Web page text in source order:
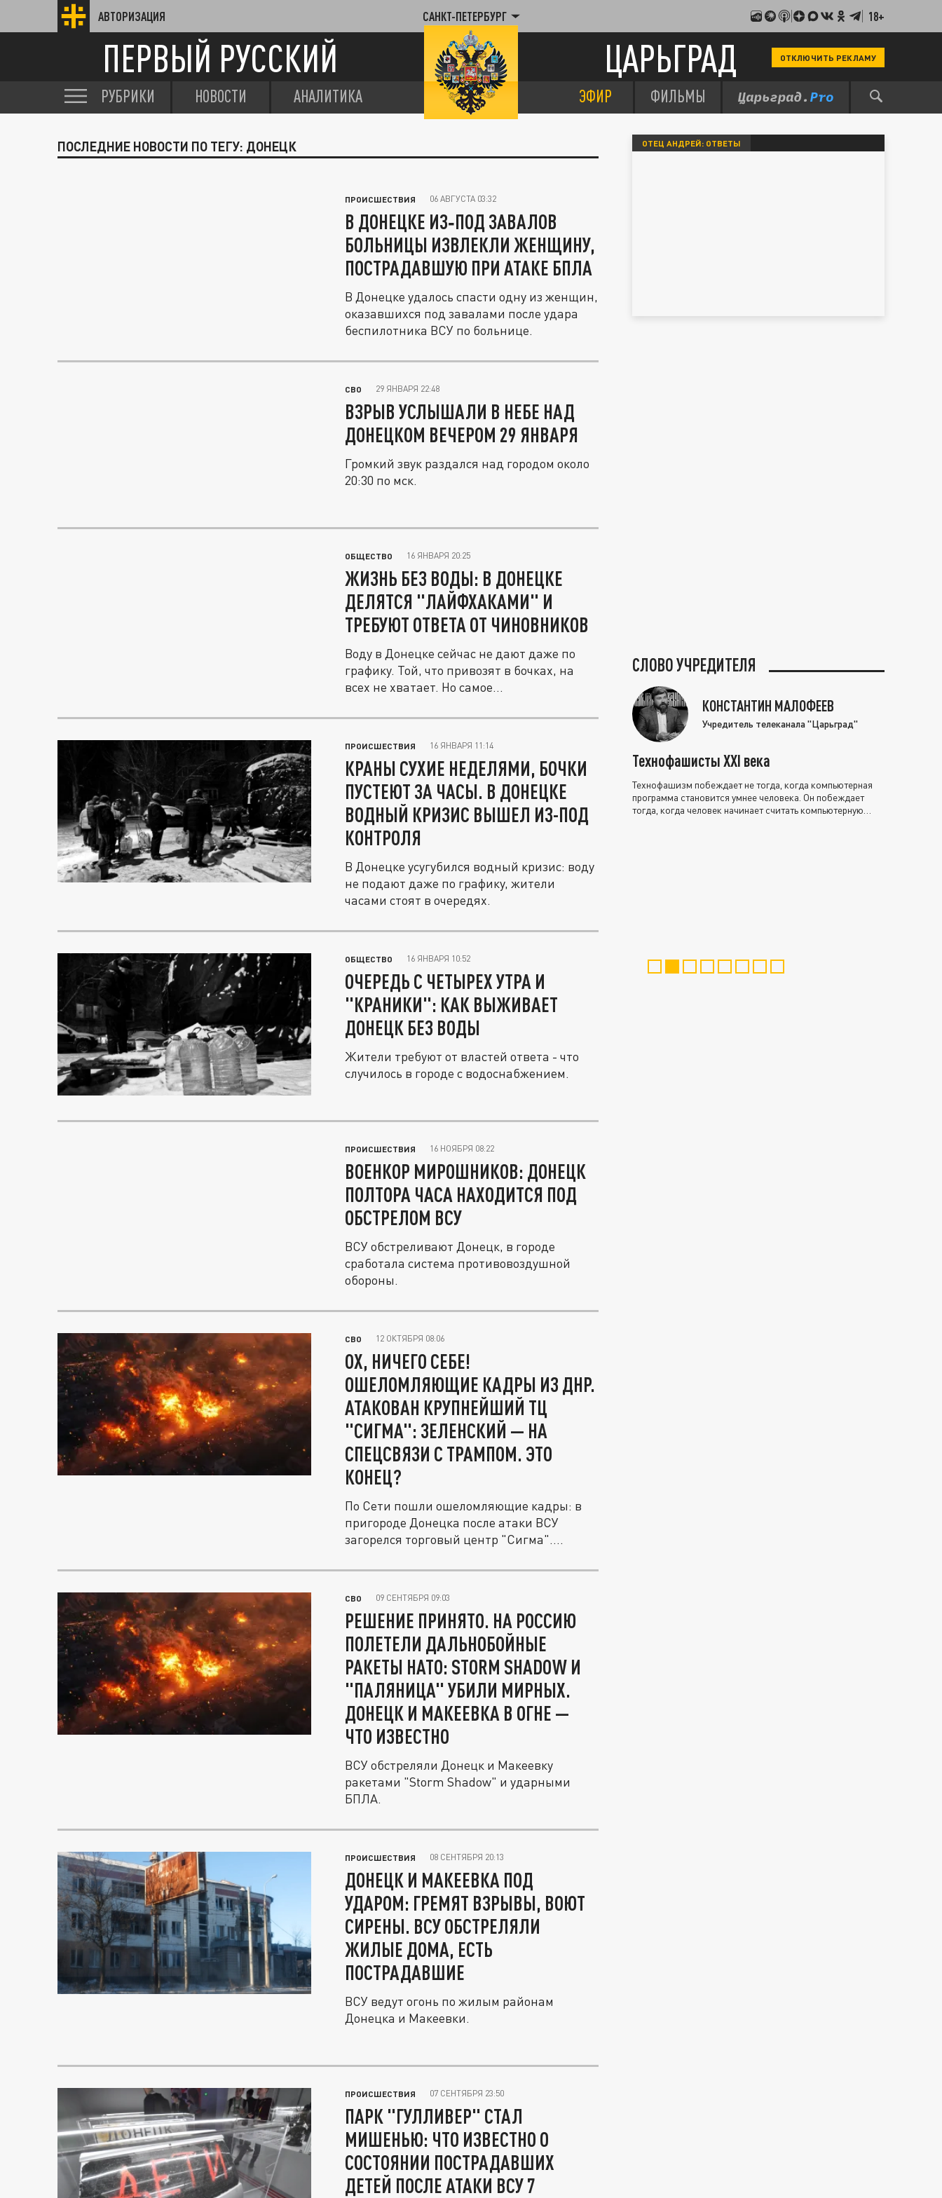
АВТОРИЗАЦИЯ САНКТ-ПЕТЕРБУРГ 18+
ПЕРВЫЙ РУССКИЙ ЦАРЬГРАД ОТКЛЮЧИТЬ РЕКЛАМУ
РУБРИКИ НОВОСТИ АНАЛИТИКА ЭФИР ФИЛЬМЫ
ПОСЛЕДНИЕ НОВОСТИ ПО ТЕГУ: ДОНЕЦК
ПРОИСШЕСТВИЯ 06 АВГУСТА 03:32
В ДОНЕЦКЕ ИЗ‑ПОД ЗАВАЛОВ
БОЛЬНИЦЫ ИЗВЛЕКЛИ ЖЕНЩИНУ,
ПОСТРАДАВШУЮ ПРИ АТАКЕ БПЛА
В Донецке удалось спасти одну из женщин,
оказавшихся под завалами после удара
беспилотника ВСУ по больнице.
СВО 29 ЯНВАРЯ 22:48
ВЗРЫВ УСЛЫШАЛИ В НЕБЕ НАД
ДОНЕЦКОМ ВЕЧЕРОМ 29 ЯНВАРЯ
Громкий звук раздался над городом около
20:30 по мск.
ОБЩЕСТВО 16 ЯНВАРЯ 20:25
ЖИЗНЬ БЕЗ ВОДЫ: В ДОНЕЦКЕ
ДЕЛЯТСЯ "ЛАЙФХАКАМИ" И
ТРЕБУЮТ ОТВЕТА ОТ ЧИНОВНИКОВ
Воду в Донецке сейчас не дают даже по
графику. Той, что привозят в бочках, на
всех не хватает. Но самое...
ПРОИСШЕСТВИЯ 16 ЯНВАРЯ 11:14
КРАНЫ СУХИЕ НЕДЕЛЯМИ, БОЧКИ
ПУСТЕЮТ ЗА ЧАСЫ. В ДОНЕЦКЕ
ВОДНЫЙ КРИЗИС ВЫШЕЛ ИЗ-ПОД
КОНТРОЛЯ
В Донецке усугубился водный кризис: воду
не подают даже по графику, жители
часами стоят в очередях.
ОБЩЕСТВО 16 ЯНВАРЯ 10:52
ОЧЕРЕДЬ С ЧЕТЫРЕХ УТРА И
"КРАНИКИ": КАК ВЫЖИВАЕТ
ДОНЕЦК БЕЗ ВОДЫ
Жители требуют от властей ответа - что
случилось в городе с водоснабжением.
ПРОИСШЕСТВИЯ 16 НОЯБРЯ 08:22
ВОЕНКОР МИРОШНИКОВ: ДОНЕЦК
ПОЛТОРА ЧАСА НАХОДИТСЯ ПОД
ОБСТРЕЛОМ ВСУ
ВСУ обстреливают Донецк, в городе
сработала система противовоздушной
обороны.
СВО 12 ОКТЯБРЯ 08:06
ОХ, НИЧЕГО СЕБЕ!
ОШЕЛОМЛЯЮЩИЕ КАДРЫ ИЗ ДНР.
АТАКОВАН КРУПНЕЙШИЙ ТЦ
"СИГМА": ЗЕЛЕНСКИЙ — НА
СПЕЦСВЯЗИ С ТРАМПОМ. ЭТО
КОНЕЦ?
По Сети пошли ошеломляющие кадры: в
пригороде Донецка после атаки ВСУ
загорелся торговый центр "Сигма"....
СВО 09 СЕНТЯБРЯ 09:03
РЕШЕНИЕ ПРИНЯТО. НА РОССИЮ
ПОЛЕТЕЛИ ДАЛЬНОБОЙНЫЕ
РАКЕТЫ НАТО: STORM SHADOW И
"ПАЛЯНИЦА" УБИЛИ МИРНЫХ.
ДОНЕЦК И МАКЕЕВКА В ОГНЕ —
ЧТО ИЗВЕСТНО
ВСУ обстреляли Донецк и Макеевку
ракетами "Storm Shadow" и ударными
БПЛА.
ПРОИСШЕСТВИЯ 08 СЕНТЯБРЯ 20:13
ДОНЕЦК И МАКЕЕВКА ПОД
УДАРОМ: ГРЕМЯТ ВЗРЫВЫ, ВОЮТ
СИРЕНЫ. ВСУ ОБСТРЕЛЯЛИ
ЖИЛЫЕ ДОМА, ЕСТЬ
ПОСТРАДАВШИЕ
ВСУ ведут огонь по жилым районам
Донецка и Макеевки.
ПРОИСШЕСТВИЯ 07 СЕНТЯБРЯ 23:50
ПАРК "ГУЛЛИВЕР" СТАЛ
МИШЕНЬЮ: ЧТО ИЗВЕСТНО О
СОСТОЯНИИ ПОСТРАДАВШИХ
ДЕТЕЙ ПОСЛЕ АТАКИ ВСУ 7
ОТЕЦ АНДРЕЙ: ОТВЕТЫ
СЛОВО УЧРЕДИТЕЛЯ
КОНСТАНТИН МАЛОФЕЕВ
Учредитель телеканала "Царьград"
Технофашисты XXI века
Технофашизм побеждает не тогда, когда компьютерная
программа становится умнее человека. Он побеждает
тогда, когда человек начинает считать компьютерную